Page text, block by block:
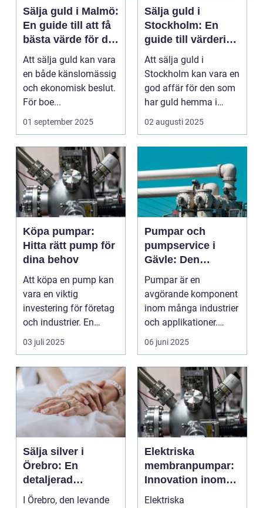
Sälja guld i Malmö:
En guide till att få
bästa värde för ditt
guld
Att sälja guld kan vara
en både känslomässig
och ekonomisk beslut.
För boe...
01 september 2025
Sälja guld i
Stockholm: En
guide till värdering
och försäljning
Att sälja guld i
Stockholm kan vara en
god affär för den som
har guld hemma i
byr&ari...
02 augusti 2025
Köpa pumpar:
Hitta rätt pump för
dina behov
Att köpa en pump kan
vara en viktig
investering för företag
och industrier. En
pump a...
03 juli 2025
Pumpar och
pumpservice i
Gävle: Den
kompletta guiden
för ditt behov
Pumpar är en
avgörande komponent
inom många industrier
och applikationer.
Oavsett om...
06 juni 2025
Sälja silver i
Örebro: En
detaljerad
köpguide
I Örebro, den levande
Elektriska
membranpumpar:
Innovation inom
pumpteknik
Elektriska